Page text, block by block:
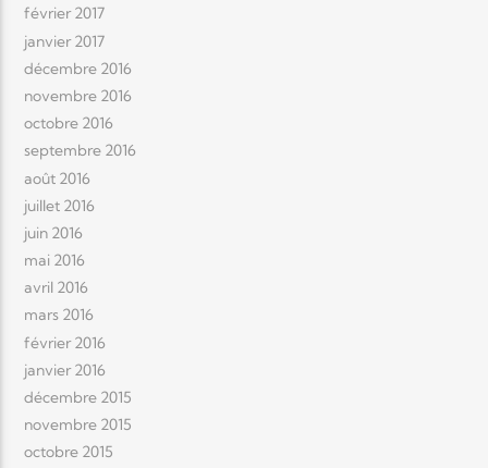
février 2017
janvier 2017
décembre 2016
novembre 2016
octobre 2016
septembre 2016
août 2016
juillet 2016
juin 2016
mai 2016
avril 2016
mars 2016
février 2016
janvier 2016
décembre 2015
novembre 2015
octobre 2015